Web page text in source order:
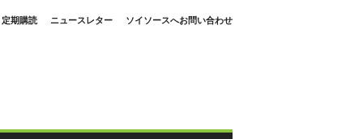
定期購読 ニュースレター ソイソースへお問い合わせ